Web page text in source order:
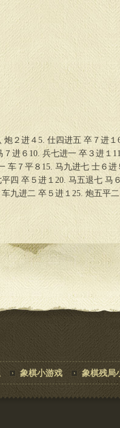
炮２进４5. 仕四进五 卒７进１
进６10. 兵七进一 卒３进１
车７平８15. 马九进七 士６进
四 卒５进１20. 马五退七 马
九进二 卒５进１25. 炮五平二
象棋小游戏 象棋残局